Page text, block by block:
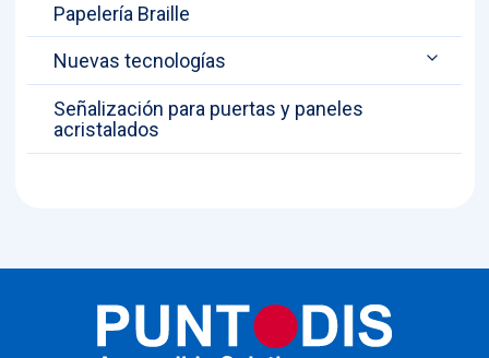
Papelería Braille
Nuevas tecnologías
Señalización para puertas y paneles
acristalados